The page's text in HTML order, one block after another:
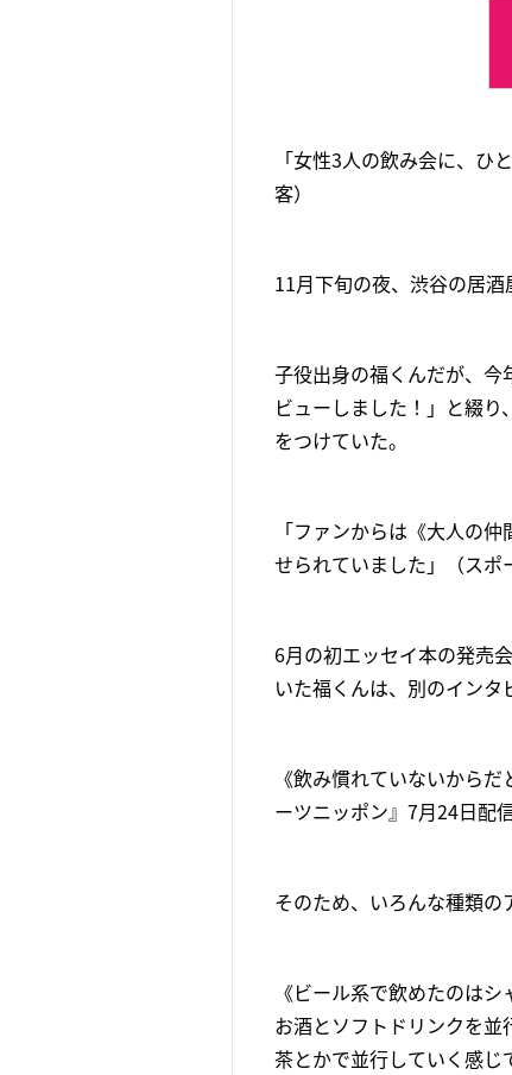
「女性3人の飲み会に、ひ
客）
11月下旬の夜、渋谷の居酒
子役出身の福くんだが、
ビューしました！」と綴
をつけていた。
「ファンからは《大人の
せられていました」（スポ
6月の初エッセイ本の発売
いた福くんは、別のインタ
《飲み慣れていないから
ーツニッポン』7月24日配信
そのため、いろんな種類の
《ビール系で飲めたのは
お酒とソフトドリンクを
茶とかで並行していく感じ